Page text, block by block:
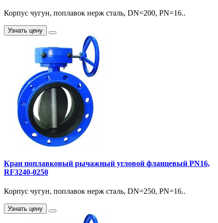
Корпус чугун, поплавок нерж сталь, DN=200, PN=16..
Узнать цену
Кран поплавковый рычажный угловой фланцевый PN16,
RF3240-0250
Корпус чугун, поплавок нерж сталь, DN=250, PN=16..
Узнать цену